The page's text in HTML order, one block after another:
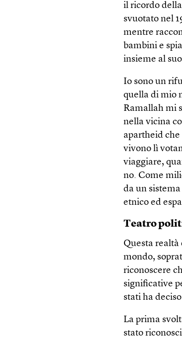
il ricordo
svuotato nel
mentre
bambini e
insieme al
Io sono un
quella di mio
Ramallah mi
nella vicina
apartheid
vivono lì
viaggiare,
no. Come
da un
etnico ed
Teatro
Questa
mondo,
riconoscere
significative
stati ha
La prima
stato